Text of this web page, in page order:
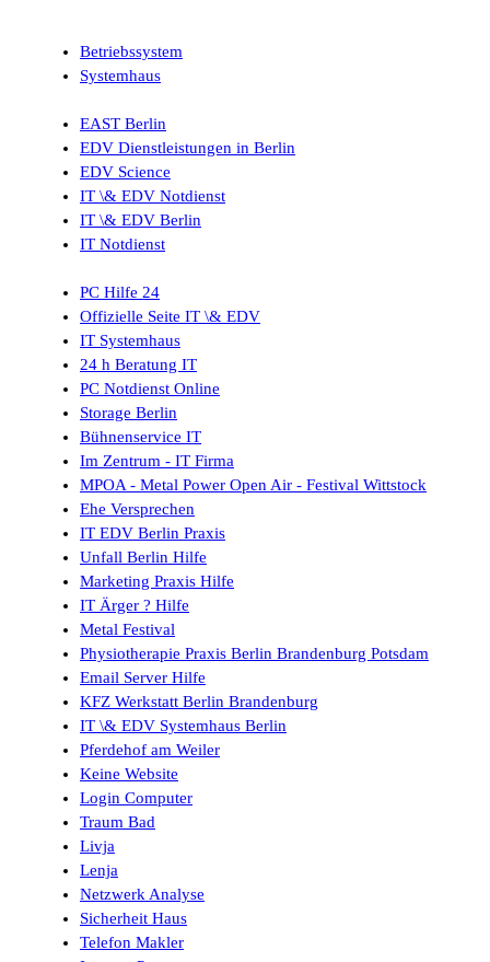
Betriebssystem
Systemhaus
EAST Berlin
EDV Dienstleistungen in Berlin
EDV Science
IT \& EDV Notdienst
IT \& EDV Berlin
IT Notdienst
PC Hilfe 24
Offizielle Seite IT \& EDV
IT Systemhaus
24 h Beratung IT
PC Notdienst Online
Storage Berlin
Bühnenservice IT
Im Zentrum - IT Firma
MPOA - Metal Power Open Air - Festival Wittstock
Ehe Versprechen
IT EDV Berlin Praxis
Unfall Berlin Hilfe
Marketing Praxis Hilfe
IT Ärger ? Hilfe
Metal Festival
Physiotherapie Praxis Berlin Brandenburg Potsdam
Email Server Hilfe
KFZ Werkstatt Berlin Brandenburg
IT \& EDV Systemhaus Berlin
Pferdehof am Weiler
Keine Website
Login Computer
Traum Bad
Livja
Lenja
Netzwerk Analyse
Sicherheit Haus
Telefon Makler